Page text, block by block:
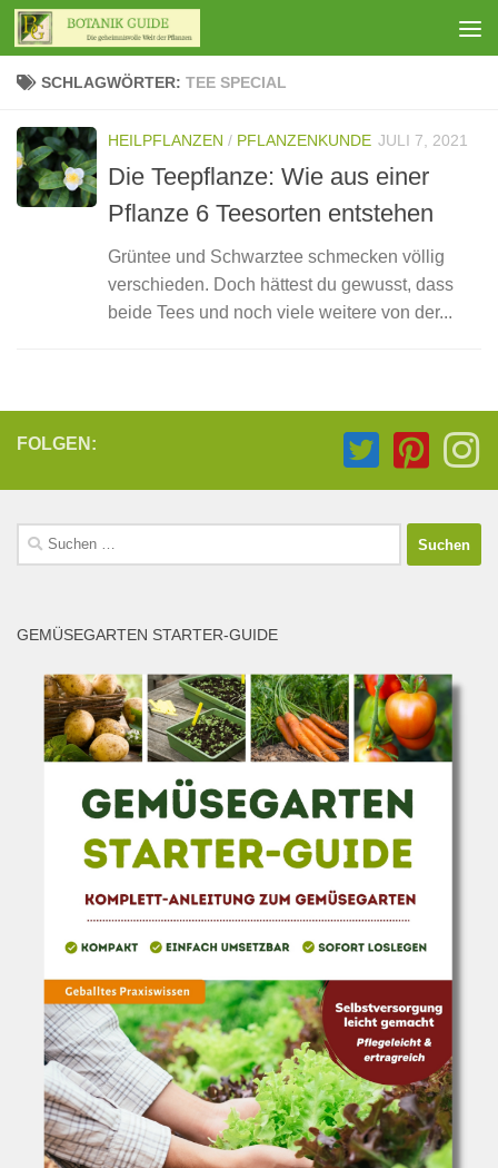
Zum Inhalt springen
SCHLAGWÖRTER: TEE SPECIAL
HEILPFLANZEN / PFLANZENKUNDE JULI 7, 2021
Die Teepflanze: Wie aus einer
Pflanze 6 Teesorten entstehen
Grüntee und Schwarztee schmecken völlig
verschieden. Doch hättest du gewusst, dass
beide Tees und noch viele weitere von der...
FOLGEN:
Suchen
nach:
GEMÜSEGARTEN STARTER-GUIDE